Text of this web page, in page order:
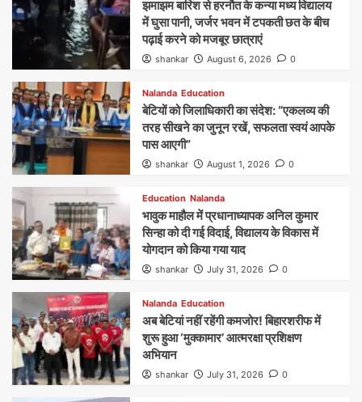
झमाझम बारिश से हरनौत के कन्या मध्य विद्यालय
में घुसा पानी, जर्जर भवन में टपकती छत के बीच
पढ़ाई करने को मजबूर छात्राएं
shankar August 6, 2026 0
Nalanda Education
बेटियों को जिलाधिकारी का संदेश: “एकलव्य की
तरह सीखने का जुनून रखें, सफलता स्वयं आपके
पास आएगी”
shankar August 1, 2026 0
Education Nalanda
भावुक माहौल में प्रधानाध्यापक अनिल कुमार
सिन्हा को दी गई विदाई, विद्यालय के विकास में
योगदान को किया गया याद
shankar July 31, 2026 0
Nalanda Education
अब बेटियां नहीं रहेंगी कमजोर! बिहारशरीफ में
शुरू हुआ ‘मुक्कामार’ आत्मरक्षा प्रशिक्षण
अभियान
shankar July 31, 2026 0